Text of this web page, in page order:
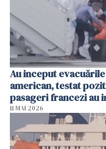
Au inceput
american, testat
pasageri francezi au
11 MAI 2026